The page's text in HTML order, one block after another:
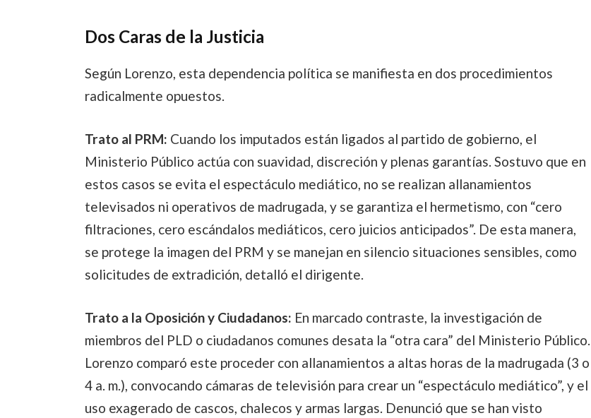
Dos Caras de la Justicia
Según Lorenzo, esta dependencia política se manifiesta en dos procedimientos
radicalmente opuestos.
Trato al PRM: Cuando los imputados están ligados al partido de gobierno, el
Ministerio Público actúa con suavidad, discreción y plenas garantías. Sostuvo que en
estos casos se evita el espectáculo mediático, no se realizan allanamientos
televisados ni operativos de madrugada, y se garantiza el hermetismo, con “cero
filtraciones, cero escándalos mediáticos, cero juicios anticipados”. De esta manera,
se protege la imagen del PRM y se manejan en silencio situaciones sensibles, como
solicitudes de extradición, detalló el dirigente.
Trato a la Oposición y Ciudadanos: En marcado contraste, la investigación de
miembros del PLD o ciudadanos comunes desata la “otra cara” del Ministerio Público.
Lorenzo comparó este proceder con allanamientos a altas horas de la madrugada (3 o
4 a. m.), convocando cámaras de televisión para crear un “espectáculo mediático”, y el
uso exagerado de cascos, chalecos y armas largas. Denunció que se han visto